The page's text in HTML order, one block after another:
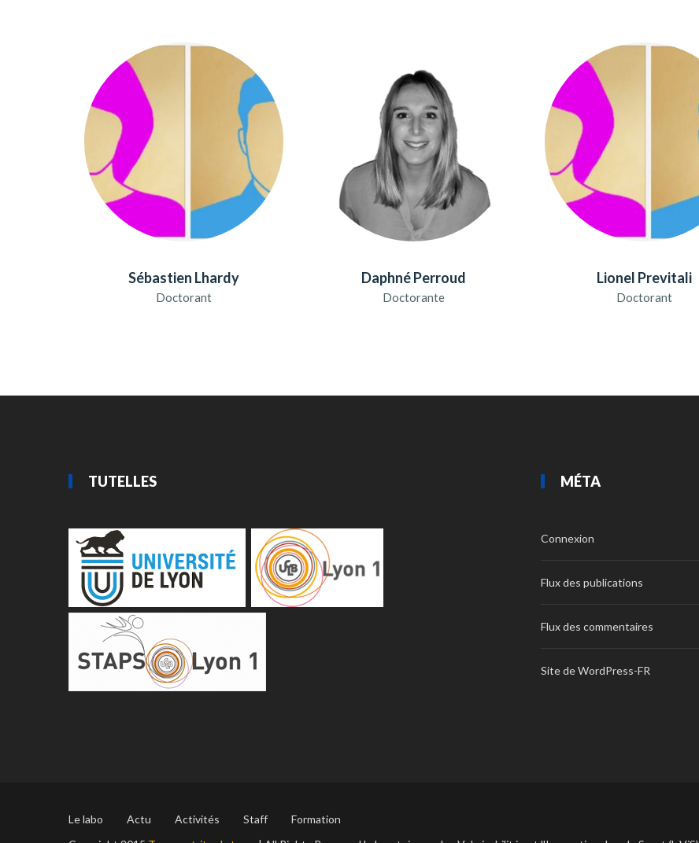
Sébastien Lhardy
Doctorant
Daphné Perroud
Doctorante
Lionel Previtali
Doctorant
TUTELLES MÉTA
Connexion
Flux des publications
Flux des commentaires
Site de WordPress-FR
Le labo Actu Activités Staff
Formation